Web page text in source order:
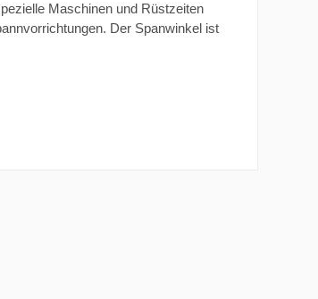
Maschinen und Rüstzeiten
Der Spanwinkel ist